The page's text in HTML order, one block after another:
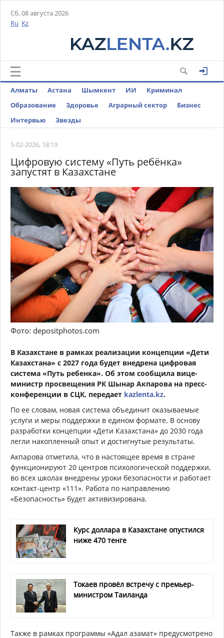
Сб, 08 августа 2026
Ru Kz
Алматы Астана Шымкент ИИ
Криминал
Образование
Здоровье Аграрный сектор
Бизнес
Интервью
Звезды
5-02-2026, 18:19
Цифровую систему «Путь ребёнка»
запустят в Казахстане
Фото: depositphotos.com
В Казахстане в рамках реализации концепции «Дети
Казахстана» с 2027 года будет внедрена цифровая
система «Путь ребенка». Об этом сообщила вице-
министр просвещения РК Шынар Акпарова на пресс-
конференции в СЦК, передает kazlenta.kz.
По ее словам, новая система объединит оказываемые
услуги и меры поддержки в едином формате. В основу
разработки концепции «Дети Казахстана» до 2030 года
легли накопленный опыт и достигнутые результаты.
Акпарова отметила, что в настоящее время в стране
функционируют 20 центров психологической поддержки,
во всех школах внедрены уроки безопасности и работает
контакт-центр «111». Работа по направлению
«Безопасность» будет активизирована.
Курс доллара в Казахстане опустился
ниже 470 тенге
Токаев провёл встречу с премьер-
министром Таиланда
Также в рамках программы «Адал азамат» предусмотрено